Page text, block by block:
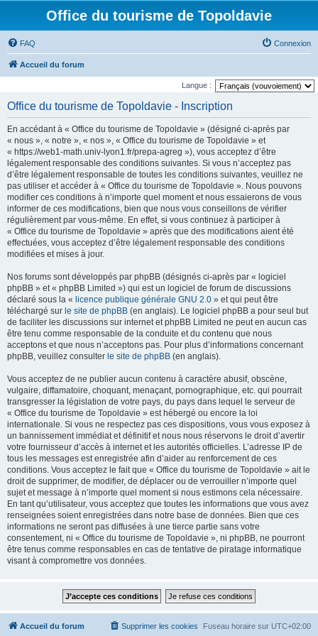
Office du tourisme de Topoldavie
FAQ Connexion
Accueil du forum
Langue :
Office du tourisme de Topoldavie - Inscription
En accédant à « Office du tourisme de Topoldavie » (désigné ci-après par
« nous », « notre », « nos », « Office du tourisme de Topoldavie » et
« https://web1-math.univ-lyon1.fr/prepa-agreg »), vous acceptez d’être
légalement responsable des conditions suivantes. Si vous n’acceptez pas
d’être légalement responsable de toutes les conditions suivantes, veuillez ne
pas utiliser et accéder à « Office du tourisme de Topoldavie ». Nous pouvons
modifier ces conditions à n’importe quel moment et nous essaierons de vous
informer de ces modifications, bien que nous vous conseillons de vérifier
régulièrement par vous-même. En effet, si vous continuez à participer à
« Office du tourisme de Topoldavie » après que des modifications aient été
effectuées, vous acceptez d’être légalement responsable des conditions
modifiées et mises à jour.
Nos forums sont développés par phpBB (désignés ci-après par « logiciel
phpBB » et « phpBB Limited ») qui est un logiciel de forum de discussions
déclaré sous la « licence publique générale GNU 2.0 » et qui peut être
téléchargé sur le site de phpBB (en anglais). Le logiciel phpBB a pour seul but
de faciliter les discussions sur internet et phpBB Limited ne peut en aucun cas
être tenu comme responsable de la conduite et du contenu que nous
acceptons et que nous n’acceptons pas. Pour plus d’informations concernant
phpBB, veuillez consulter le site de phpBB (en anglais).
Vous acceptez de ne publier aucun contenu à caractère abusif, obscène,
vulgaire, diffamatoire, choquant, menaçant, pornographique, etc. qui pourrait
transgresser la législation de votre pays, du pays dans lequel le serveur de
« Office du tourisme de Topoldavie » est hébergé ou encore la loi
internationale. Si vous ne respectez pas ces dispositions, vous vous exposez à
un bannissement immédiat et définitif et nous nous réservons le droit d’avertir
votre fournisseur d’accès à internet et les autorités officielles. L’adresse IP de
tous les messages est enregistrée afin d’aider au renforcement de ces
conditions. Vous acceptez le fait que « Office du tourisme de Topoldavie » ait le
droit de supprimer, de modifier, de déplacer ou de verrouiller n’importe quel
sujet et message à n’importe quel moment si nous estimons cela nécessaire.
En tant qu’utilisateur, vous acceptez que toutes les informations que vous avez
renseignées soient enregistrées dans notre base de données. Bien que ces
informations ne seront pas diffusées à une tierce partie sans votre
consentement, ni « Office du tourisme de Topoldavie », ni phpBB, ne pourront
être tenus comme responsables en cas de tentative de piratage informatique
visant à compromettre vos données.
Accueil du forum Fuseau horaire sur UTC+02:00
Supprimer les cookies